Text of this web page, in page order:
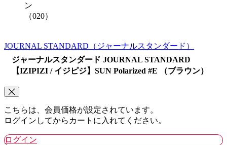
ン
（020）
JOURNAL STANDARD （ジャーナルスタンダード）
ジャーナルスタンダード JOURNAL STANDARD
【IZIPIZI / イジピジ】SUN Polarized #E （ブラウン）
こちらは、会員価格が設定されています。
ログインしてからカートに入れてください。
ログイン